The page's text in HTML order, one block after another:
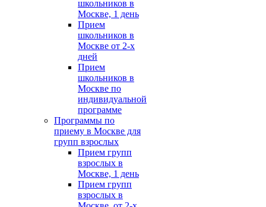
школьников в
Москве, 1 день
Прием
школьников в
Москве от 2-х
дней
Прием
школьников в
Москве по
индивидуальной
программе
Программы по
приему в Москве для
групп взрослых
Прием групп
взрослых в
Москве, 1 день
Прием групп
взрослых в